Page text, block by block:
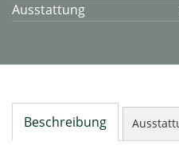
Ausstattung
Beschreibung